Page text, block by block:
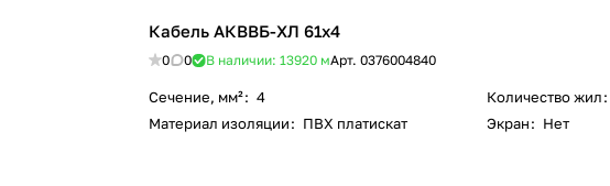
Кабель АКВВБ-ХЛ 61х4
0 0 В наличии: 13920 мАрт. 0376004840
Сечение, мм²: 4 Количество жил:
Материал изоляции: ПВХ платискат Экран: Нет